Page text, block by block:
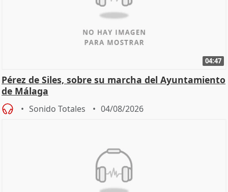
04:47
Pérez de Siles, sobre su marcha del Ayuntamiento
de Málaga
Sonido Totales 04/08/2026